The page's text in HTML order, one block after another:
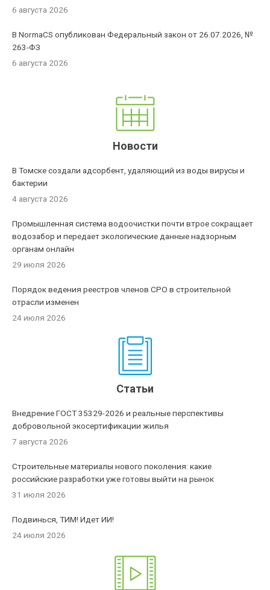
6 августа 2026
В NormaCS опубликован Федеральный закон от 26.07.2026, №
263-ФЗ
6 августа 2026
Новости
В Томске создали адсорбент, удаляющий из воды вирусы и
бактерии
4 августа 2026
Промышленная система водоочистки почти втрое сокращает
водозабор и передает экологические данные надзорным
органам онлайн
29 июля 2026
Порядок ведения реестров членов СРО в строительной
отрасли изменен
24 июля 2026
Статьи
Внедрение ГОСТ 35329-2026 и реальные перспективы
добровольной экосертификации жилья
7 августа 2026
Строительные материалы нового поколения: какие
российские разработки уже готовы выйти на рынок
31 июля 2026
Подвинься, ТИМ! Идет ИИ!
24 июля 2026